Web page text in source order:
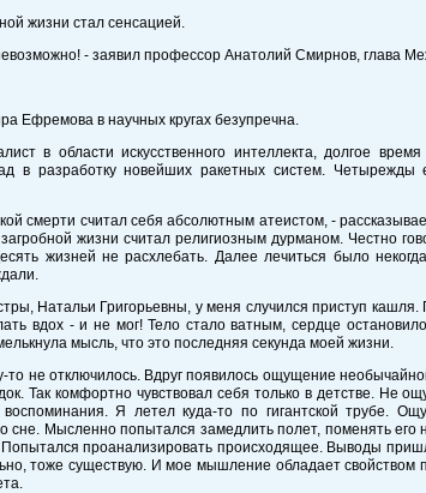
жизни стал сенсацией.
- заявил профессор Анатолий Смирнов, глава
Ефремова в научных кругах безупречна.
в области искусственного интеллекта, долгое
в разработку новейших ракетных систем. Четырежды
смерти считал себя абсолютным атеистом, -
жизни считал религиозным дурманом. Честно
жизней не расхлебать. Далее лечиться было
Натальи Григорьевны, у меня случился приступ
вдох - и не мог! Тело стало ватным, сердце
мысль, что это последняя секунда моей жизни.
то не отключилось. Вдруг появилось ощущение
Так комфортно чувствовал себя только в детстве. Не
Я летел куда-то по гигантской трубе.
сне. Мысленно попытался замедлить полет, поменять
Попытался проанализировать происходящее. Выводы
тоже существую. И мое мышление обладает свойством